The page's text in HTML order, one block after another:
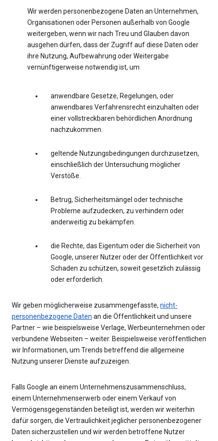
Wir werden personenbezogene Daten an Unternehmen,
Organisationen oder Personen außerhalb von Google
weitergeben, wenn wir nach Treu und Glauben davon
ausgehen dürfen, dass der Zugriff auf diese Daten oder
ihre Nutzung, Aufbewahrung oder Weitergabe
vernünftigerweise notwendig ist, um
anwendbare Gesetze, Regelungen, oder
anwendbares Verfahrensrecht einzuhalten oder
einer vollstreckbaren behördlichen Anordnung
nachzukommen.
geltende Nutzungsbedingungen durchzusetzen,
einschließlich der Untersuchung möglicher
Verstöße.
Betrug, Sicherheitsmängel oder technische
Probleme aufzudecken, zu verhindern oder
anderweitig zu bekämpfen.
die Rechte, das Eigentum oder die Sicherheit von
Google, unserer Nutzer oder der Öffentlichkeit vor
Schaden zu schützen, soweit gesetzlich zulässig
oder erforderlich.
Wir geben möglicherweise zusammengefasste, nicht-
personenbezogene Daten an die Öffentlichkeit und unsere
Partner – wie beispielsweise Verlage, Werbeunternehmen oder
verbundene Webseiten – weiter. Beispielsweise veröffentlichen
wir Informationen, um Trends betreffend die allgemeine
Nutzung unserer Dienste aufzuzeigen.
Falls Google an einem Unternehmenszusammenschluss,
einem Unternehmenserwerb oder einem Verkauf von
Vermögensgegenständen beteiligt ist, werden wir weiterhin
dafür sorgen, die Vertraulichkeit jeglicher personenbezogener
Daten sicherzustellen und wir werden betroffene Nutzer